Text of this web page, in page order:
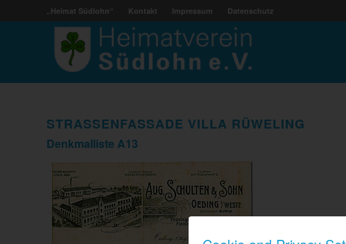
„Heimat Südlohn“ Kontakt Impressum Datenschutz
STRASSENFASSADE VILLA RÜWELING
Denkmalliste A13